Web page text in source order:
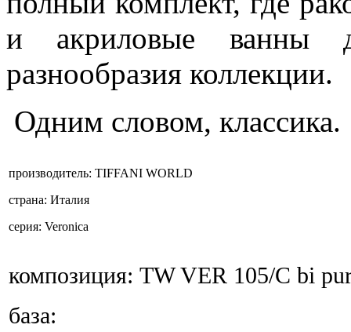
и акриловые ванны
разнообразия коллекции.
Одним словом, классика.
производитель: TIFFANI WORLD
страна: Италия
серия: Veronica
композиция: TW VER 105/С bi
база: